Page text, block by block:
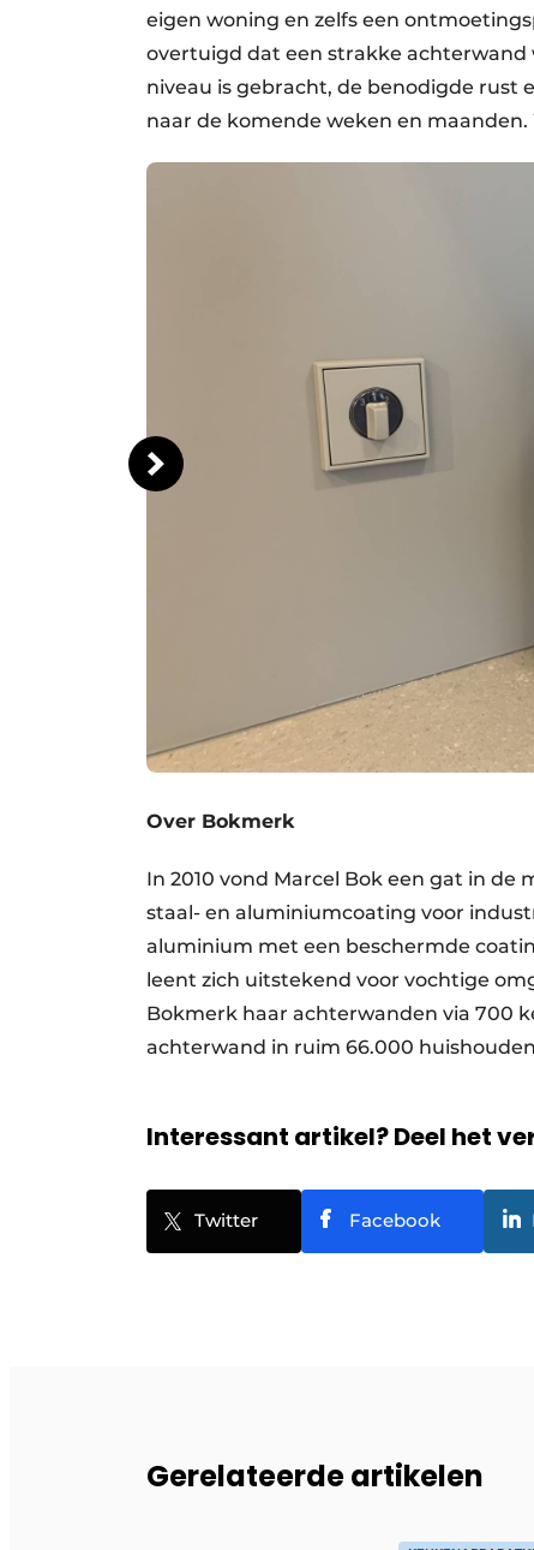
eigen woning en zelfs een
overtuigd dat een strakke achterwand
niveau is gebracht, de benodigde rust
naar de komende weken en
Over Bokmerk
In 2010 vond Marcel Bok een gat in
staal- en aluminiumcoating voor
aluminium met een beschermde
leent zich uitstekend voor vochtige
Bokmerk haar achterwanden via 700
achterwand in ruim 66.000
Interessant artikel? Deel het
Twitter Facebook
Gerelateerde artikelen